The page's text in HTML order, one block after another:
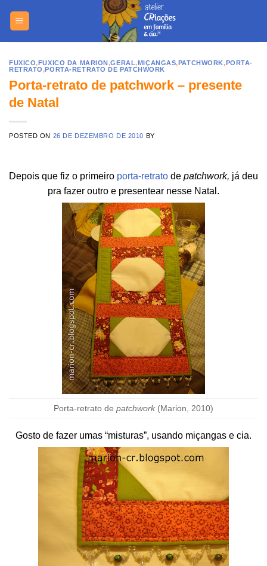
FUXICO,FUXICO DA MARION,GERAL,MIÇANGAS,PATCHWORK,PORTA-
RETRATO,PORTA-RETRATO DE PATCHWORK
Porta-retrato de patchwork – presente
de Natal
POSTED ON 26 DE DEZEMBRO DE 2010 BY
Depois que fiz o primeiro porta-retrato de patchwork, já deu
pra fazer outro e presentear nesse Natal.
Porta-retrato de patchwork (Marion, 2010)
Gosto de fazer umas “misturas”, usando miçangas e cia.